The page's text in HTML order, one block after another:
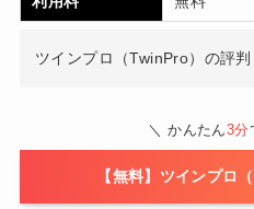
ツインプロ（TwinPro）の評
＼ かんたん3分
【無料】ツインプロ